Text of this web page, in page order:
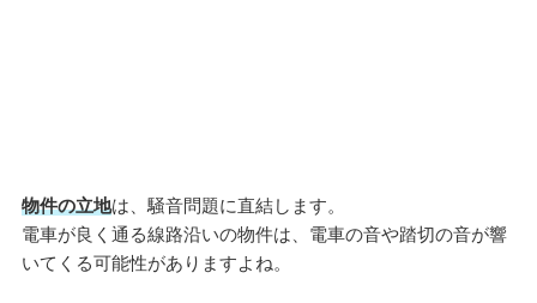
物件の立地は、騒音問題に直結します。
電車が良く通る線路沿いの物件は、電車の音や踏切の音が響
いてくる可能性がありますよね。